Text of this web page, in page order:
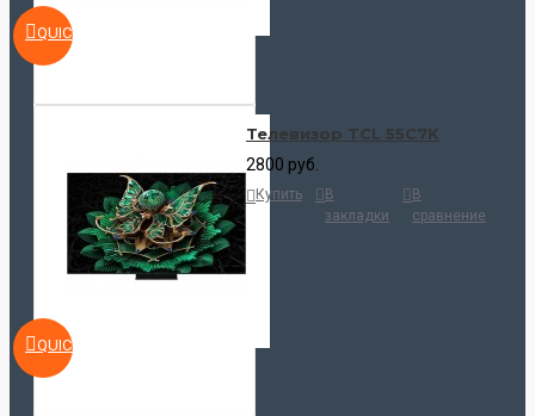
QUICKVIEW
QUICKVIEW
Телевизор TCL 55C7K
2800 руб.
Купить
В
закладки
В
сравнение